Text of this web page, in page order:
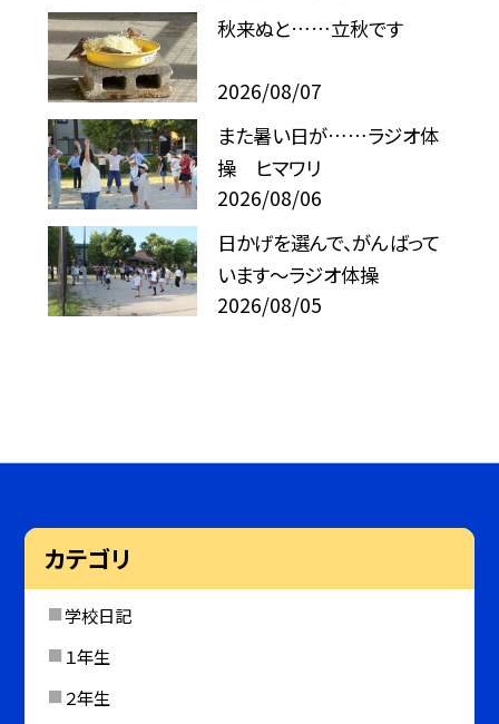
秋来ぬと……立秋です
2026/08/07
また暑い日が……ラジオ体
操 ヒマワリ
2026/08/06
日かげを選んで、がんばって
います～ラジオ体操
2026/08/05
カテゴリ
学校日記
１年生
２年生